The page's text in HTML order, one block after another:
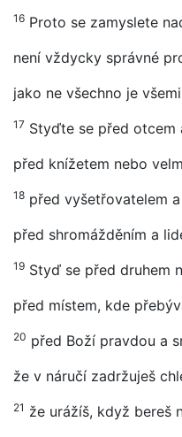
16 Proto se zamyslete
není vždycky správné
jako ne všechno je
17 Styďte se před otcem
před knížetem nebo
18 před vyšetřovatelem
před shromážděním a
19 Styď se před druhem
před místem, kde
20 před Boží pravdou a
že v náručí zadržuješ
21 že urážíš, když bereš